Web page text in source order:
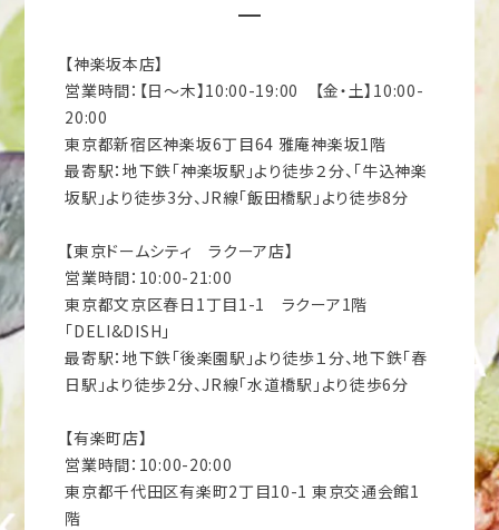
【神楽坂本店】
営業時間：【日～木】10:00-19:00 【金・土】10:00-
20:00
東京都新宿区神楽坂6丁目64 雅庵神楽坂1階
最寄駅：地下鉄「神楽坂駅」より徒歩２分、「牛込神楽
坂駅」より徒歩3分、JR線「飯田橋駅」より徒歩8分
【東京ドームシティ ラクーア店】
営業時間：10:00-21:00
東京都文京区春日1丁目1-1 ラクーア1階
「DELI&DISH」
最寄駅：地下鉄「後楽園駅」より徒歩１分、地下鉄「春
日駅」より徒歩2分、JR線「水道橋駅」より徒歩6分
【有楽町店】
営業時間：10:00-20:00
東京都千代田区有楽町2丁目10-1 東京交通会館1
階